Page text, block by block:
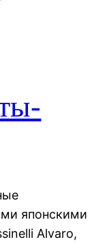
японскими
Alvaro,